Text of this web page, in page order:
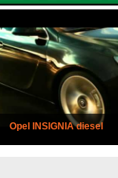
Opel INSIGNIA diesel